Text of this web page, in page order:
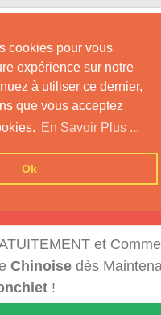
cookies pour vous
expérience sur notre
à utiliser ce dernier,
que vous acceptez
En Savoir Plus ...
Ok
Une Femme
et
Chinoisedès
!